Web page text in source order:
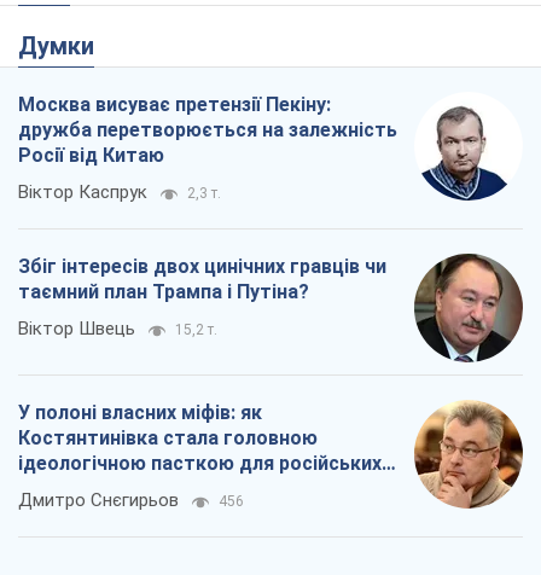
Думки
Москва висуває претензії Пекіну:
дружба перетворюється на залежність
Росії від Китаю
Віктор Каспрук 2,3 т.
Збіг інтересів двох цинічних гравців чи
таємний план Трампа і Путіна?
Віктор Швець 15,2 т.
У полоні власних міфів: як
Костянтинівка стала головною
ідеологічною пасткою для російських
окупантів
Дмитро Снєгирьов 456